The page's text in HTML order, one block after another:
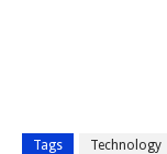
Tags Technology